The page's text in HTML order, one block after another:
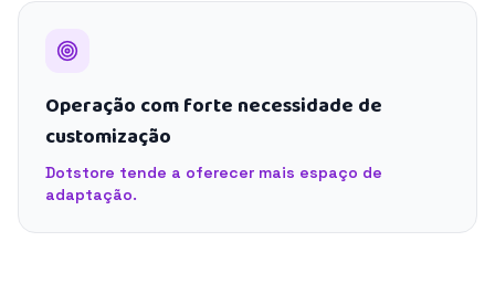
Operação com forte necessidade de
customização
Dotstore tende a oferecer mais espaço de
adaptação.